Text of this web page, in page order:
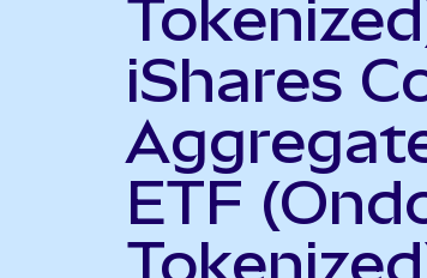
iShares
ETF